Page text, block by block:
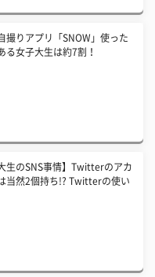
撮りアプリ「SNOW」使った
る女子大生は約7割！
生のSNS事情】Twitterのアカ
当然2個持ち!? Twitterの使い